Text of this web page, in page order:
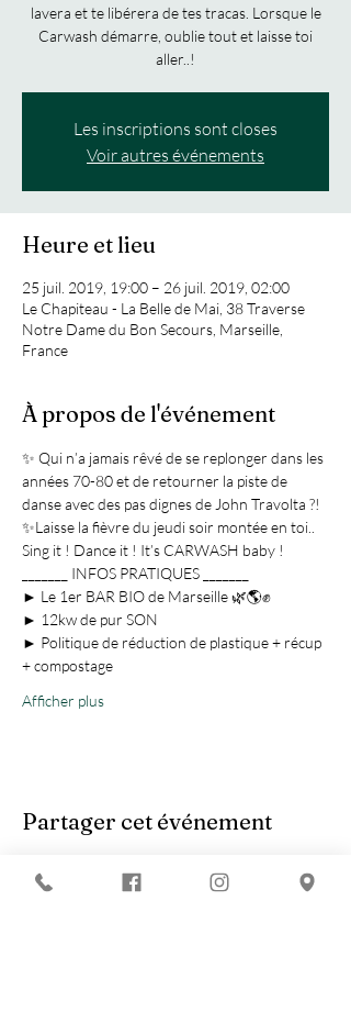
lavera et te libérera de tes tracas. Lorsque le
Carwash démarre, oublie tout et laisse toi
aller..!
Les inscriptions sont closes
Voir autres événements
Heure et lieu
25 juil. 2019, 19:00 – 26 juil. 2019, 02:00
Le Chapiteau - La Belle de Mai, 38 Traverse
Notre Dame du Bon Secours, Marseille,
France
À propos de l'événement
✨ Qui n’a jamais rêvé de se replonger dans les
années 70-80 et de retourner la piste de
danse avec des pas dignes de John Travolta ?!
✨Laisse la fièvre du jeudi soir montée en toi..
Sing it ! Dance it ! It’s CARWASH baby !
_______ INFOS PRATIQUES _______
► Le 1er BAR BIO de Marseille 🌿🌎✊
► 12kw de pur SON
► Politique de réduction de plastique + récup
+ compostage
Afficher plus
Partager cet événement